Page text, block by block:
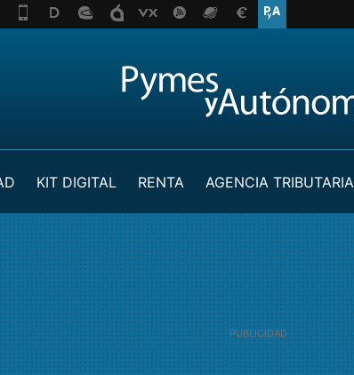
KIT DIGITAL RENTA AGENCIA TRIBUTARIA